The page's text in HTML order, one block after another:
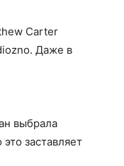
Carter
Даже в
выбрала
заставляет